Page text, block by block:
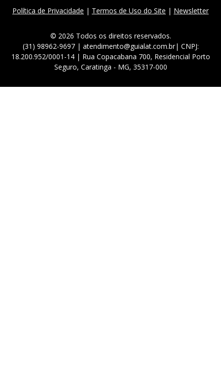
Política de Privacidade | Termos de Uso do Site | Newsletter
© 2026 Todos os direitos reservados.
(31) 98962-9697 | atendimento@guialat.com.br| CNPJ:
18.200.952/0001-14 | Rua Copacabana 700, Residencial Porto
Seguro, Caratinga - MG, 35317-000